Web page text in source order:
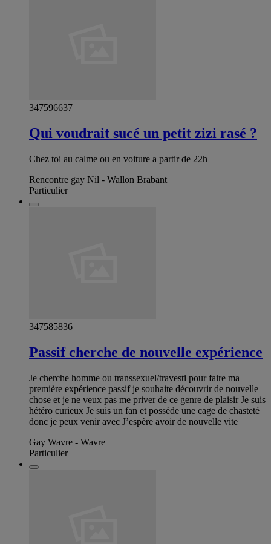
347596637
Qui voudrait sucé un petit zizi rasé ?
Chez toi au calme ou en voiture a partir de 22h
Rencontre gay Nil - Wallon Brabant
Particulier
347585836
Passif cherche de nouvelle expérience
Je cherche homme ou transsexuel/travesti pour faire ma
première expérience passif je souhaite découvrir de nouvelle
chose et je ne veux pas me priver de ce genre de plaisir Je suis
hétéro curieux Je suis un fan et possède une cage de chasteté
donc je peux venir avec J’espère avoir de nouvelle vite
Gay Wavre - Wavre
Particulier